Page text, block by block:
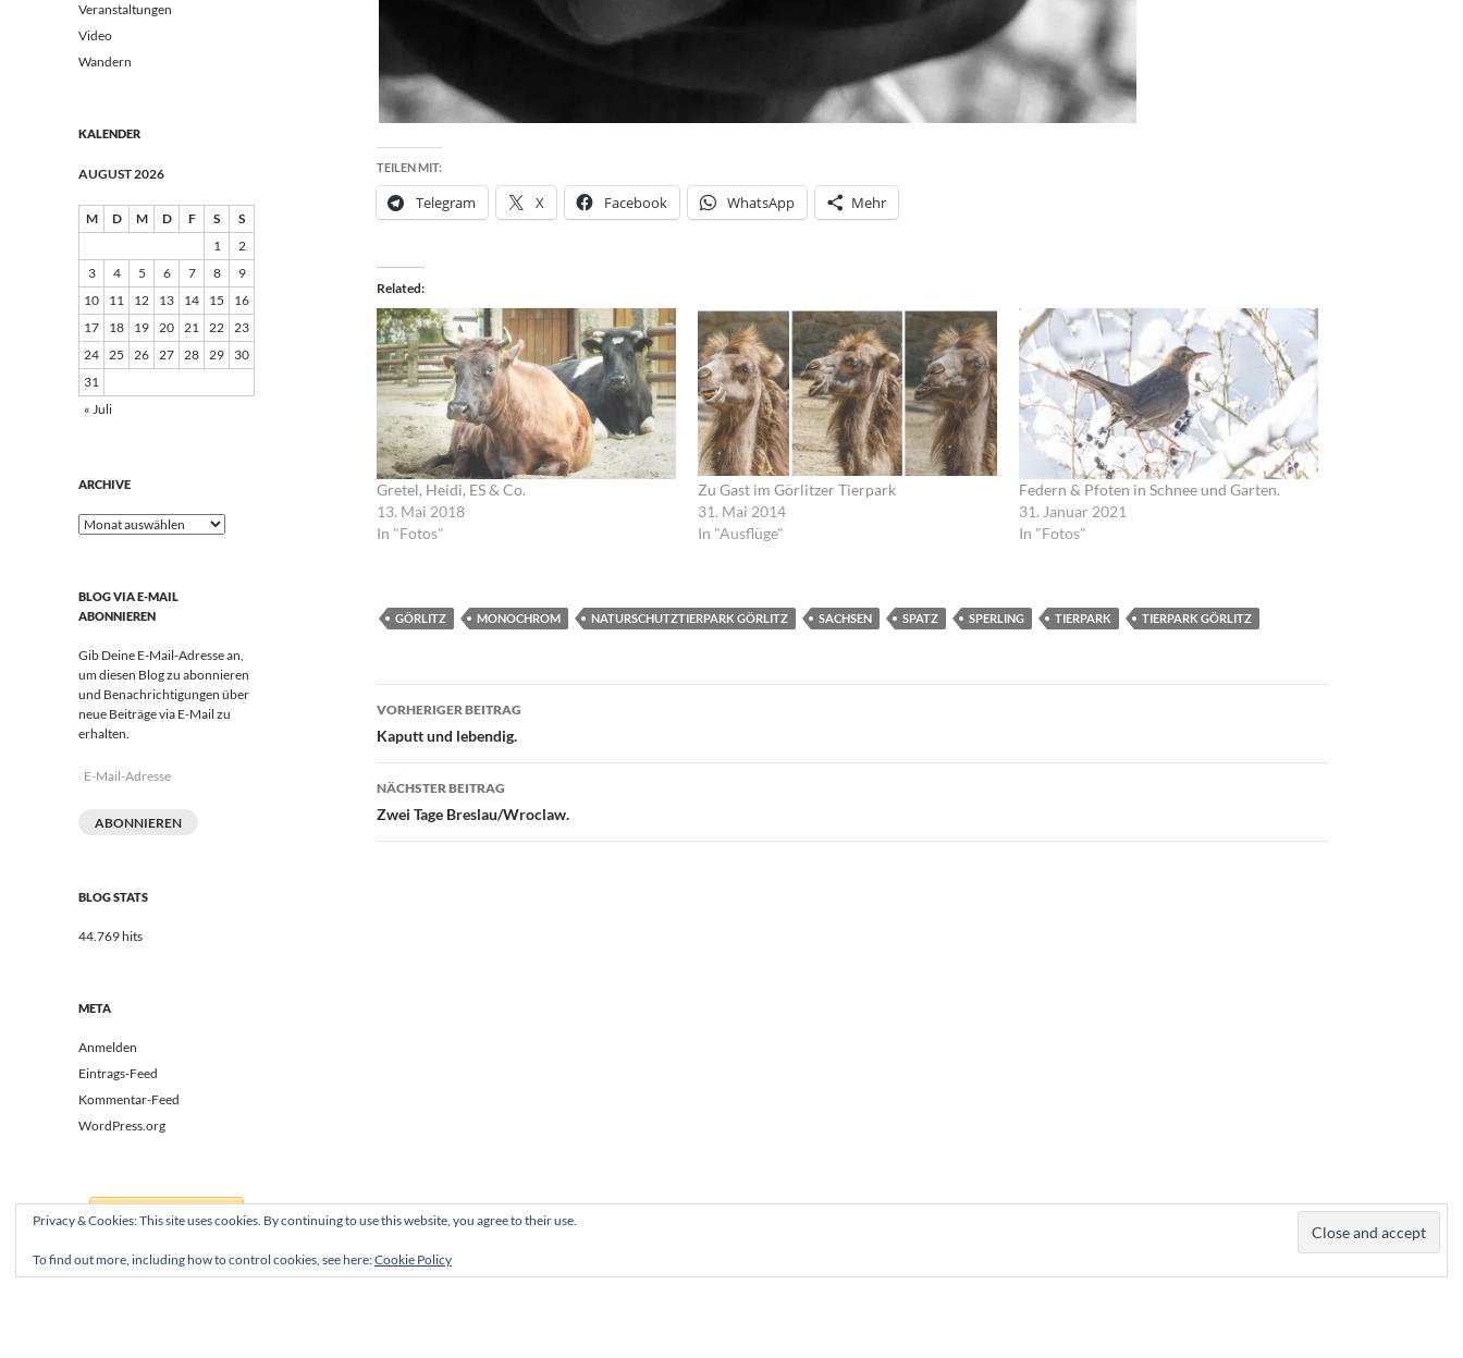
TEILEN MIT:
Telegram X Facebook WhatsApp Mehr
Related
Gretel, Heidi, ES & Co.
13. Mai 2018
In "Fotos"
Zu Gast im Görlitzer Tierpark
31. Mai 2014
In "Ausflüge"
Federn & Pfoten in Schnee und Garten.
31. Januar 2021
In "Fotos"
GÖRLITZ MONOCHROM NATURSCHUTZTIERPARK GÖRLITZ SACHSEN SPATZ SPERLING TIERPARK TIERPARK GÖRLITZ
Beitragsnavigation
VORHERIGER BEITRAG
Kaputt und lebendig.
NÄCHSTER BEITRAG
Zwei Tage Breslau/Wroclaw.
Veranstaltungen
Video
Wandern
KALENDER
AUGUST 2026
M D M D F S
S
1
2
3
4 5 6 7 8
9
10
11 12 13 14 15
16
17
18 19 20 21 22 23
24 25 26 27 28 29
30
31
« Juli
ARCHIVE
Archive
BLOG VIA E-MAIL
ABONNIEREN
Gib Deine E-Mail-Adresse an,
um diesen Blog zu abonnieren
und Benachrichtigungen über
neue Beiträge via E-Mail zu
erhalten.
E-
ABONNIEREN
BLOG STATS
44.769 hits
META
Anmelden
Eintrags-Feed
Kommentar-Feed
WordPress.org
Privacy & Cookies: This site uses cookies. By continuing to use this website, you agree to their use.
To find out more, including how to control cookies, see here:Cookie Policy